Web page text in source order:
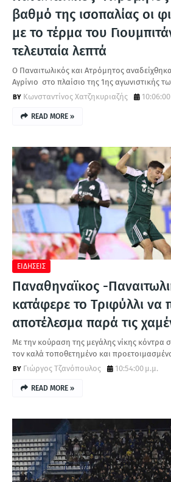
βαθμό της ισοπαλίας οι
με το τέρμα του
τελευταία λεπτά
Ο Παναιτωλικός και Ατρόμητος
Αγρίνιο στο πλαίσιο της 1ης αγωνιστικής
Κωνσταντίνος Χατζηκυριαζής
READ MORE »
ΕΙΔΗΣΕΙΣ
Παναθηναϊκος -
κατάφερε το Τριφύλλι να
αποτέλεσμα παρά τις
Με την κούραση της μεγάλης νίκης κόντρα
τον καλά τοποθετημένο και
Γιώργος Τζανόπουλος
10:54:00 μ.μ.
READ MORE »